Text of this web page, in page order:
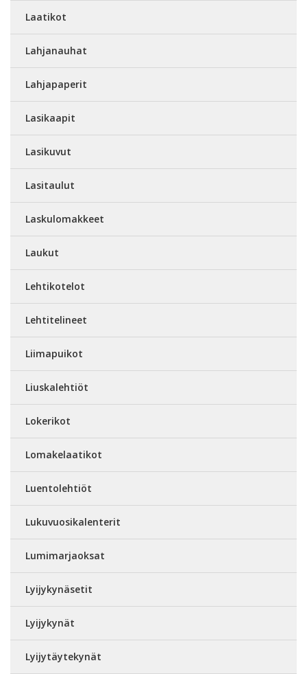
Laatikot
Lahjanauhat
Lahjapaperit
Lasikaapit
Lasikuvut
Lasitaulut
Laskulomakkeet
Laukut
Lehtikotelot
Lehtitelineet
Liimapuikot
Liuskalehtiöt
Lokerikot
Lomakelaatikot
Luentolehtiöt
Lukuvuosikalenterit
Lumimarjaoksat
Lyijykynäsetit
Lyijykynät
Lyijytäytekynät